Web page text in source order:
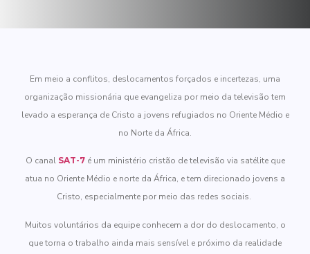
Em meio a conflitos, deslocamentos forçados e incertezas, uma
organização missionária que evangeliza por meio da televisão tem
levado a esperança de Cristo a jovens refugiados no Oriente Médio e
no Norte da África.
O canal SAT-7é um ministério cristão de televisão via satélite que
atua no Oriente Médio e norte da África, e tem direcionado jovens a
Cristo, especialmente por meio das redes sociais.
Muitos voluntários da equipe conhecem a dor do deslocamento, o
que torna o trabalho ainda mais sensível e próximo da realidade